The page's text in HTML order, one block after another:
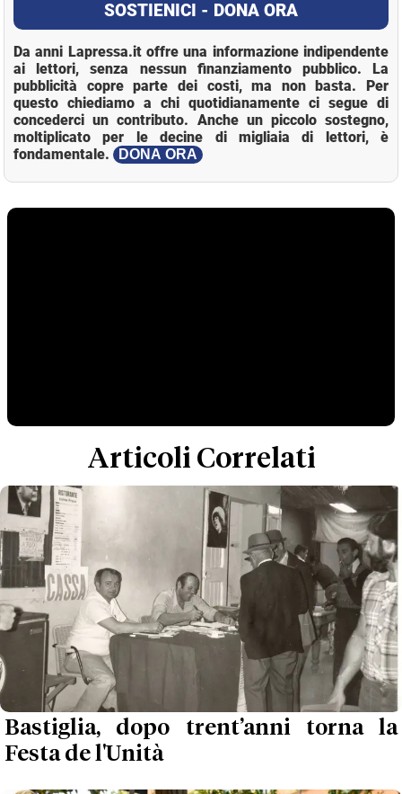
SOSTIENICI - DONA ORA
Da anni Lapressa.it offre una informazione indipendente
ai lettori, senza nessun finanziamento pubblico. La
pubblicità copre parte dei costi, ma non basta. Per
questo chiediamo a chi quotidianamente ci segue di
concederci un contributo. Anche un piccolo sostegno,
moltiplicato per le decine di migliaia di lettori, è
fondamentale.
DONA ORA
Articoli Correlati
Bastiglia, dopo trent’anni torna la
Festa de l'Unità